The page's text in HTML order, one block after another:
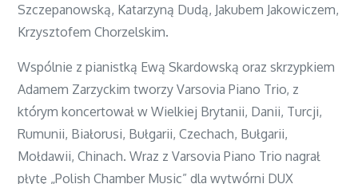
Szczepanowską, Katarzyną Dudą, Jakubem Jakowiczem,
Krzysztofem Chorzelskim.
Wspólnie z pianistką Ewą Skardowską oraz skrzypkiem
Adamem Zarzyckim tworzy Varsovia Piano Trio, z
którym koncertował w Wielkiej Brytanii, Danii, Turcji,
Rumunii, Białorusi, Bułgarii, Czechach, Bułgarii,
Mołdawii, Chinach. Wraz z Varsovia Piano Trio nagrał
płytę „Polish Chamber Music” dla wytwórni DUX